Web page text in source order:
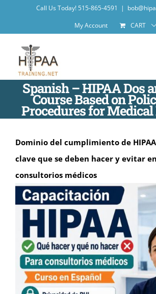
Call Us Today! 515-865-4591 |
My Account
CART
Spanish – HIPAA Dos
Course Based on
Procedures for Medical
Dominio del cumplimiento de
clave que se deben hacer y evitar
consultorios médicos